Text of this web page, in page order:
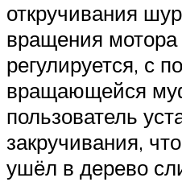
откручивания
вращения мотора
регулируется, с
вращающейся
пользователь
закручивания,
ушёл в дерево